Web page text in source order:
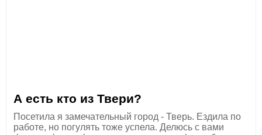
А есть кто из Твери?
Посетила я замечательный город - Тверь. Ездила по
работе, но погулять тоже успела. Делюсь с вами